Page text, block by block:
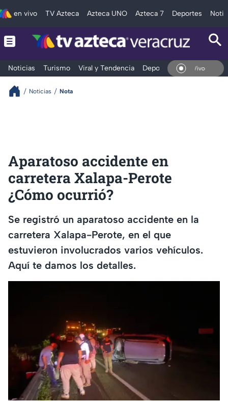
en vivo TV Azteca Azteca UNO Azteca 7 Deportes
Noticias Turismo Viral y Tendencia Deportes Espectáculos
En Vivo
Noticias Nota
Aparatoso accidente en
carretera Xalapa-Perote
¿Cómo ocurrió?
Se registró un aparatoso accidente en la
carretera Xalapa-Perote, en el que
estuvieron involucrados varios vehículos.
Aquí te damos los detalles.